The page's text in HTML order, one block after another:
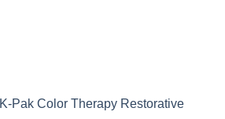
Pak Color Therapy Restorative